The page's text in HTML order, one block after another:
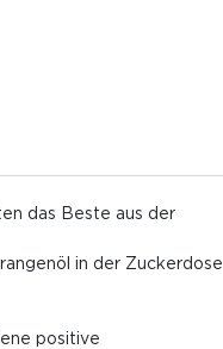
das Beste aus der
in der Zuckerdose
positive